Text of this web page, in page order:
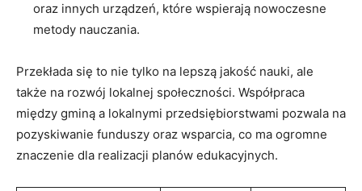
oraz innych urządzeń, które wspierają nowoczesne
metody nauczania.
Przekłada się to nie tylko na lepszą jakość nauki, ale
także na rozwój lokalnej społeczności. Współpraca
między gminą a lokalnymi przedsiębiorstwami pozwala na
pozyskiwanie funduszy oraz wsparcia, co ma ogromne
znaczenie dla realizacji planów edukacyjnych.